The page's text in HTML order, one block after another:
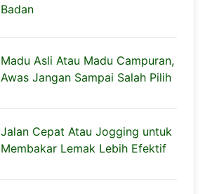
Badan
Madu Asli Atau Madu Campuran,
Awas Jangan Sampai Salah Pilih
Jalan Cepat Atau Jogging untuk
Membakar Lemak Lebih Efektif